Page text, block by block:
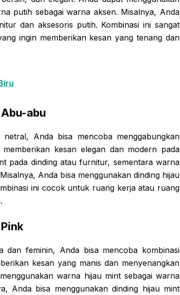
putih sebagai warna aksen. Misalnya, Anda
dan aksesoris putih. Kombinasi ini sangat
ingin memberikan kesan yang tenang dan
abu
Anda bisa mencoba menggabungkan
kesan elegan dan modern pada
pada dinding atau furnitur, sementara warna
Anda bisa menggunakan dinding hijau
ini cocok untuk ruang kerja atau ruang
dan feminin, Anda bisa mencoba kombinasi
kesan yang manis dan menyenangkan
warna hijau mint sebagai warna
Anda bisa menggunakan dinding hijau mint